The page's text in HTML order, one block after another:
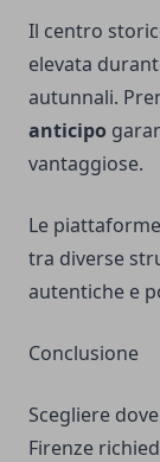
Il centro
elevata
autunnali.
anticipo
vantaggiose.
Le
tra diverse
autentiche e
Conclusione
Scegliere
Firenze